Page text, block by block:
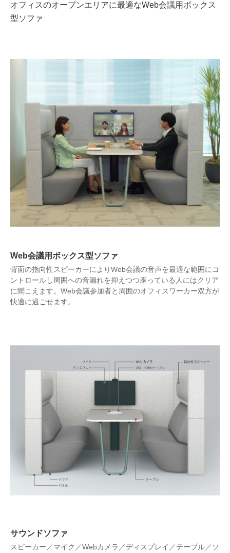
オフィスのオープンエリアに最適なWeb会議用ボックス
型ソファ
Web会議用ボックス型ソファ
背面の指向性スピーカーによりWeb会議の音声を最適な範囲にコ
ントロールし周囲への音漏れを抑えつつ座っている人にはクリア
に聞こえます。Web会議参加者と周囲のオフィスワーカー双方が
快適に過ごせます。
サウンドソファ
スピーカー／マイク／Webカメラ／ディスプレイ／テーブル／ソ